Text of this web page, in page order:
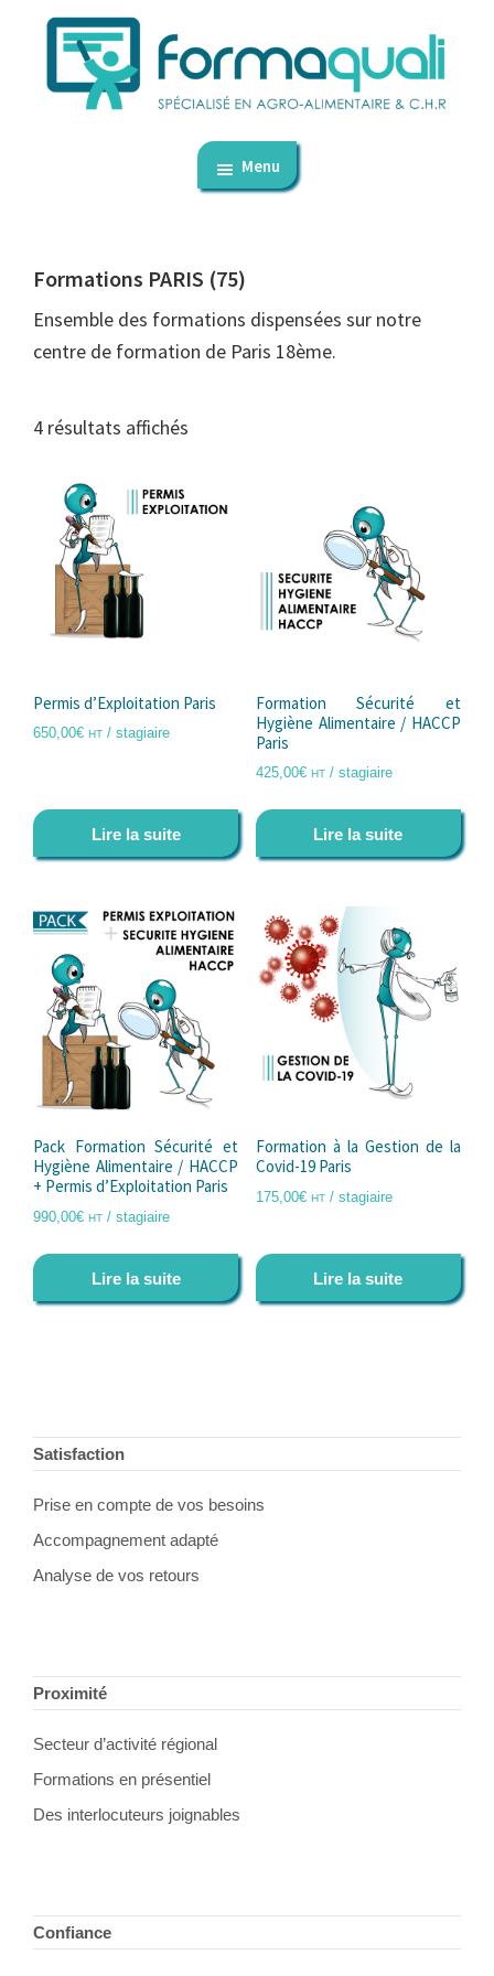
Passer
contenu
Passer
autres
de
bouche
Menu
Formations PARIS (75)
Ensemble des formations dispensées sur notre
centre de formation de Paris 18ème.
4 résultats affichés
Permis d’Exploitation Paris
650,00€ HT / stagiaire
Lire la suite
Formation Sécurité et
Hygiène Alimentaire / HACCP
Paris
425,00€ HT/ stagiaire
Lire la suite
Pack Formation Sécurité et
Hygiène Alimentaire / HACCP
+ Permis d’Exploitation Paris
990,00€ HT / stagiaire
Lire la suite
Formation à la Gestion de la
Covid-19 Paris
175,00€ HT/ stagiaire
Lire la suite
Footer
Satisfaction
Prise en compte de vos besoins
Accompagnement adapté
Analyse de vos retours
Proximité
Secteur d’activité régional
Formations en présentiel
Des interlocuteurs joignables
Confiance